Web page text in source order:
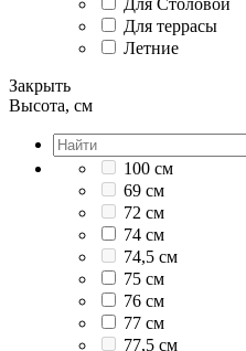
Для Столовой
Для террасы
Летние
Закрыть
Высота, см
100 см
69 см
72 см
74 см
74,5 см
75 см
76 см
77 см
77,5 см